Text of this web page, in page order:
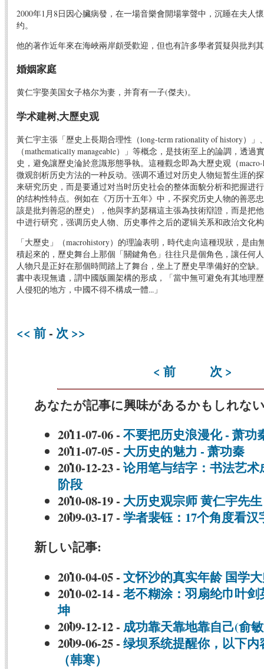
2000年1月8日因心臟病發，在一場音樂會開場掌聲中，沉睡在夫人
约。
他的著作近年來在海峽兩岸頗受歡迎，但也有許多學者質疑與批判
婚姻家庭
黄仁宇娶美国女子格尔为妻，并育有一子(傑夫)。
学术建树,大歷史观
黃仁宇主張「歷史上長期合理性（long-term rationality of history）」
（mathematically manageable）」等概念，是技術至上的論調，透
史，避免讓歷史淪於意識形態爭執。這種觀念即為大歷史观（
微观剖析历史方法的一种反动。强调不通过对历史人物短暂生涯的
来研究历史，而是要通过对当时历史社会的整体面貌分析和把握进
的结构性特点。例如在《万历十五年》中，不探究历史人物的善恶
該是批判善惡的歷史），他與李約瑟稱這主張為技術辯證，而是把
中进行研究，强调历史人物、历史事件之后的逻辑关系和政治文化
「大歷史」（macrohistory）的理論表明，時代走向這種現狀，是
積起來的，歷史舞台上那個「關鍵角色」往往只是個角色，讓任何
人物只是正好在那個時間踏上了舞台，坐上了歷史早準備好的空缺
書中表現無遺，謂中國版圖架構的形成，「當中無可避免有其地理
人侵犯的地方，中國不得不構成一體...」
<< 前 - 次 >>
< 前
次 >
あなたが記事に興味があるかもしれな
2011-07-06- 不要把历史浪漫化 - 萧功
2011-07-05- 大历史的魅力 - 萧功秦
2010-12-23- 论用笔与结字：书法艺
阶段
2010-08-19- 大历史观宗师 黄仁宇先
2009-03-17- 学者裴钰：17个角度看汉
新しい記事:
2010-04-05- 文怀沙的真实年龄 国学
2010-02-14- 老不糊涂：羽扇纶巾叶
坤
2009-12-12- 成功靠天靠地靠自己(俞
2009-06-25- 绿坝系统提醒你，以下
（韩寒）